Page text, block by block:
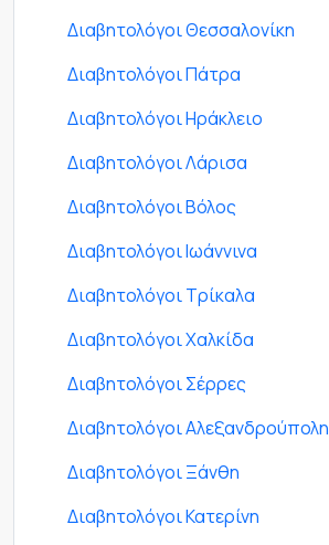
Διαβητολόγοι Θεσσαλονίκη
Διαβητολόγοι Πάτρα
Διαβητολόγοι Ηράκλειο
Διαβητολόγοι Λάρισα
Διαβητολόγοι Βόλος
Διαβητολόγοι Ιωάννινα
Διαβητολόγοι Τρίκαλα
Διαβητολόγοι Χαλκίδα
Διαβητολόγοι Σέρρες
Διαβητολόγοι Αλεξανδρούπολη
Διαβητολόγοι Ξάνθη
Διαβητολόγοι Κατερίνη